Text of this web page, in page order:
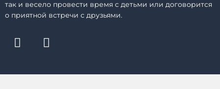
так и весело провести время с детьми или договорится
о приятной встречи с друзьями.
F
a
e
I
n
t